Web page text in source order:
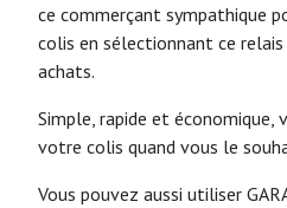
ce commerçant sympathique
colis en sélectionnant ce
achats.
Simple, rapide et économique,
votre colis quand vous le
Vous pouvez aussi utiliser